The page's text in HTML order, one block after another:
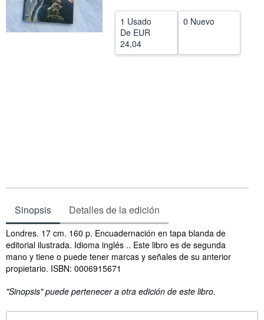
1 Usado
De EUR
24,04
0 Nuevo
Sinopsis Detalles de la edición
Sinopsis
Londres. 17 cm. 160 p. Encuadernación en tapa blanda de
editorial ilustrada. Idioma inglés .. Este libro es de segunda
mano y tiene o puede tener marcas y señales de su anterior
propietario. ISBN: 0006915671
"Sinopsis" puede pertenecer a otra edición de este libro.